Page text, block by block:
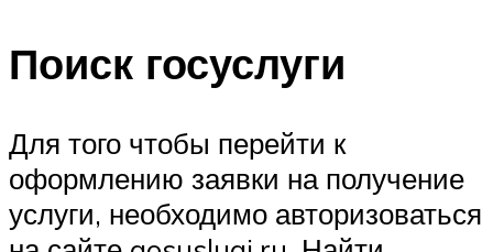
Поиск госуслуги
Для того чтобы перейти к
оформлению заявки на получение
услуги, необходимо авторизоваться